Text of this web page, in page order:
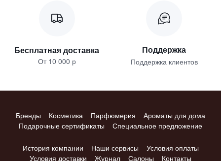
Бесплатная доставка
От 10 000 р
Поддержка
Поддержка клиентов
Бренды Косметика Парфюмерия
Ароматы для дома
Подарочные сертификаты
Специальное предложение
История компании Наши сервисы
Условия оплаты
Условия доставки
Журнал Салоны Контакты